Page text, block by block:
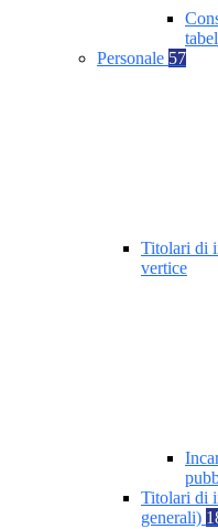
Personale 57
Titolari di
vertice
Titolari di
generali)